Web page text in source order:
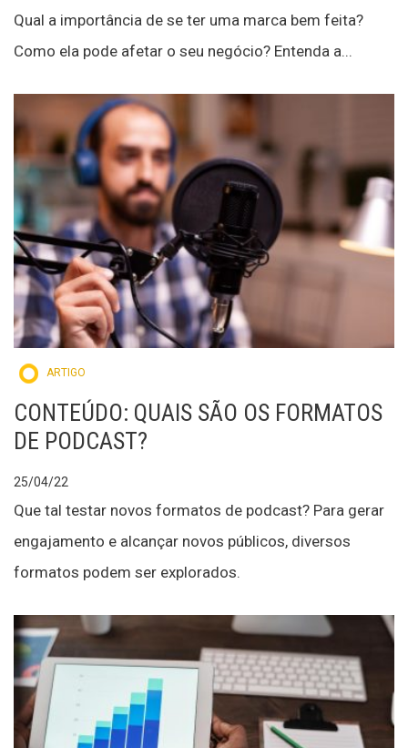
Qual a importância de se ter uma marca bem feita?
Como ela pode afetar o seu negócio? Entenda a...
ARTIGO
CONTEÚDO: QUAIS SÃO OS FORMATOS
DE PODCAST?
25/04/22
Que tal testar novos formatos de podcast? Para gerar
engajamento e alcançar novos públicos, diversos
formatos podem ser explorados.